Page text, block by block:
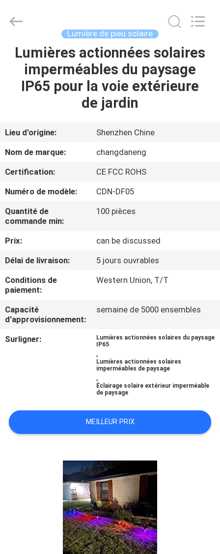
MAISON
DES
À
PROPOS
DE
VISITE
L'USINE
CONTRÔLE
DE
QUALITÉ
NOUS
CAS
Technology
Lumière de pieu solaire
Lumières actionnées solaires
imperméables du paysage
IP65 pour la voie extérieure
de jardin
Lieu d'origine:
Shenzhen Chine
Nom de marque:
changdaneng
Certification:
CE FCC ROHS
Numéro de modèle:
CDN-DF05
Quantité de
commande min:
100 pièces
Prix:
can be discussed
Délai de livraison:
5 jours ouvrables
Conditions de
paiement:
Western Union, T/T
Capacité
d'approvisionnement:
semaine de 5000 ensembles
Surligner:
Lumières actionnées solaires du paysage
IP65
,
Lumières actionnées solaires
imperméables de paysage
,
Éclairage solaire extérieur imperméable
de paysage
MEILLEUR PRIX